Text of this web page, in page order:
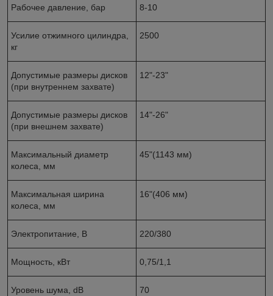
Рабочее давление, бар 8-10
Усилие отжимного цилиндра,
кг
2500
Допустимые размеры дисков
(при внутреннем захвате)
12"-23"
Допустимые размеры дисков
(при внешнем захвате)
14"-26"
Максимальный диаметр
колеса, мм
45"(1143 мм)
Максимальная ширина
колеса, мм
16"(406 мм)
Электропитание, В 220/380
Мощность, кВт 0,75/1,1
Уровень шума, dB 70